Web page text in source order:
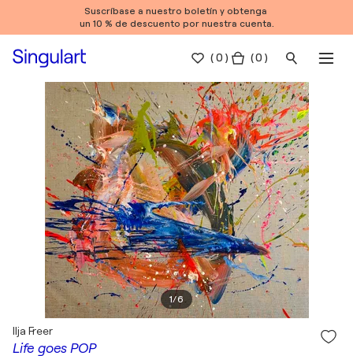
Suscríbase a nuestro boletín y obtenga
un 10 % de descuento por nuestra cuenta.
(0 ) ( 0 )
1/6
Life goes POP
Ilja Freer